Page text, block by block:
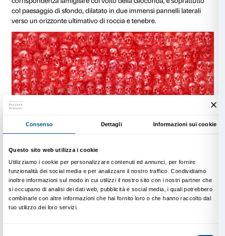
Yang Pei-Ming,Ostia, 2 novembre 1975, 2023.
Photographie: André Morin © Yan Pei-Ming, ADAGP,